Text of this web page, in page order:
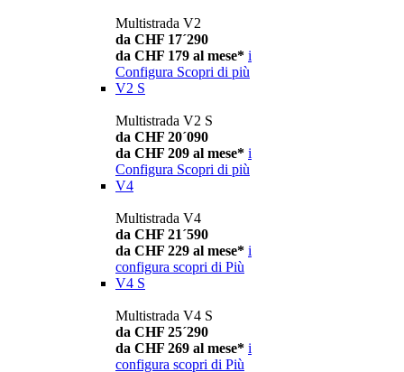
Multistrada V2
da CHF 17´290
da CHF 179 al mese* i
Configura Scopri di più
V2 S
Multistrada V2 S
da CHF 20´090
da CHF 209 al mese* i
Configura Scopri di più
V4
Multistrada V4
da CHF 21´590
da CHF 229 al mese* i
configura scopri di Più
V4 S
Multistrada V4 S
da CHF 25´290
da CHF 269 al mese* i
configura scopri di Più